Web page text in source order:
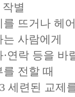
작별
를 뜨거나 헤
사람에게
·연락 등을 바
를 전할 때
세련된 교제